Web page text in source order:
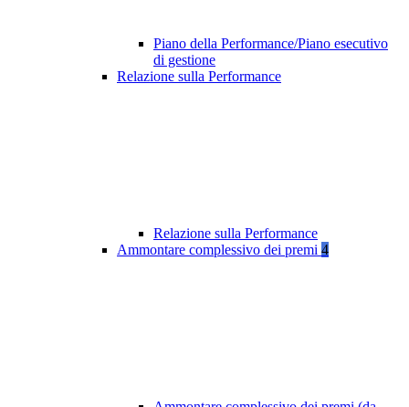
Piano della Performance/Piano esecutivo
di gestione
Relazione sulla Performance
Relazione sulla Performance
Ammontare complessivo dei premi 4